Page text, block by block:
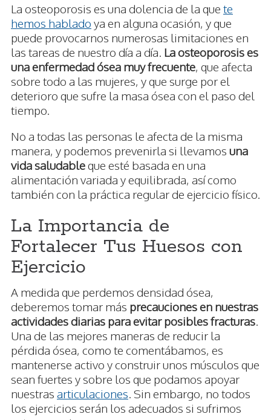
La osteoporosis es una dolencia de la que te
hemos hablado ya en alguna ocasión, y que
puede provocarnos numerosas limitaciones en
las tareas de nuestro día a día. La osteoporosis es
una enfermedad ósea muy frecuente, que afecta
sobre todo a las mujeres, y que surge por el
deterioro que sufre la masa ósea con el paso del
tiempo.
No a todas las personas le afecta de la misma
manera, y podemos prevenirla si llevamos una
vida saludableque esté basada en una
alimentación variada y equilibrada, así como
también con la práctica regular de ejercicio físico.
La Importancia de
Fortalecer Tus Huesos con
Ejercicio
A medida que perdemos densidad ósea,
deberemos tomar más precauciones en nuestras
actividades diarias para evitar posibles fracturas.
Una de las mejores maneras de reducir la
pérdida ósea, como te comentábamos, es
mantenerse activo y construir unos músculos que
sean fuertes y sobre los que podamos apoyar
nuestras articulaciones. Sin embargo, no todos
los ejercicios serán los adecuados si sufrimos